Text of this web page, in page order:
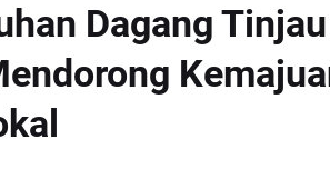
Dagang Tinjau